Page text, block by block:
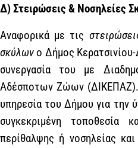
Δ)Στειρώσεις & Νοσηλείες
Αναφορικά με τις
σκύλωνο Δήμος
συνεργασία του με
Αδέσποτων Ζώων (ΔΙΚΕΠΑΖ).
υπηρεσία του Δήμου για την
συγκεκριμένη τοποθεσία
περίθαλψης ή νοσηλείας